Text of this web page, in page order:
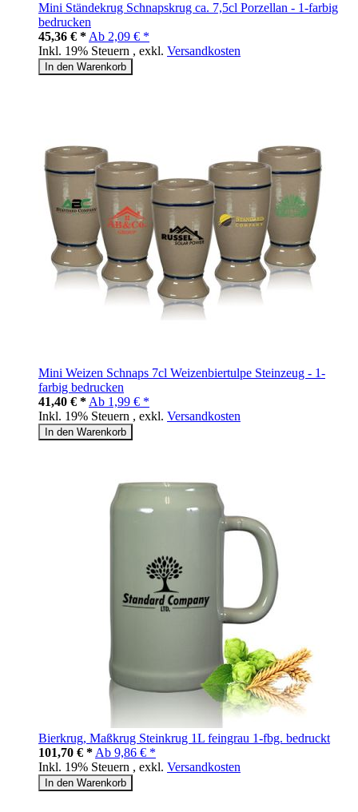
Mini Ständekrug Schnapskrug ca. 7,5cl Porzellan - 1-farbig
bedrucken
45,36 € * Ab 2,09 € *
Inkl. 19% Steuern , exkl. Versandkosten
In den Warenkorb
Mini Weizen Schnaps 7cl Weizenbiertulpe Steinzeug - 1-
farbig bedrucken
41,40 € * Ab 1,99 € *
Inkl. 19% Steuern , exkl. Versandkosten
In den Warenkorb
Bierkrug, Maßkrug Steinkrug 1L feingrau 1-fbg. bedruckt
101,70 € * Ab 9,86 € *
Inkl. 19% Steuern , exkl. Versandkosten
In den Warenkorb